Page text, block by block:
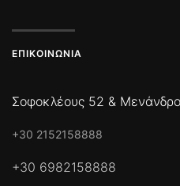
ΕΠΙΚΟΙΝΩΝΊΑ
Σοφοκλέους 52 &
+30 2152158888
+30 6982158888